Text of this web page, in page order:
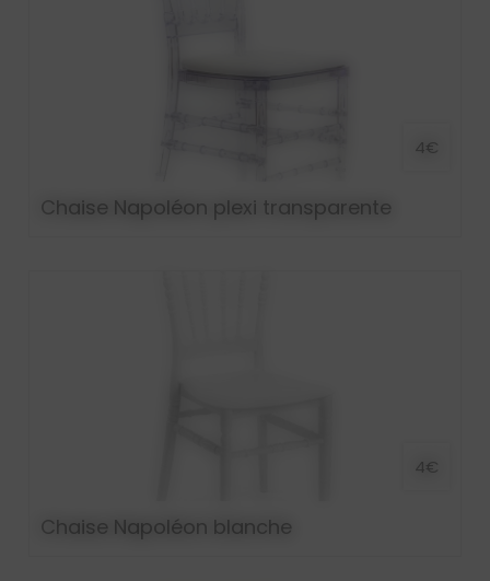
4€
Chaise Napoléon plexi transparente
4€
Chaise Napoléon blanche